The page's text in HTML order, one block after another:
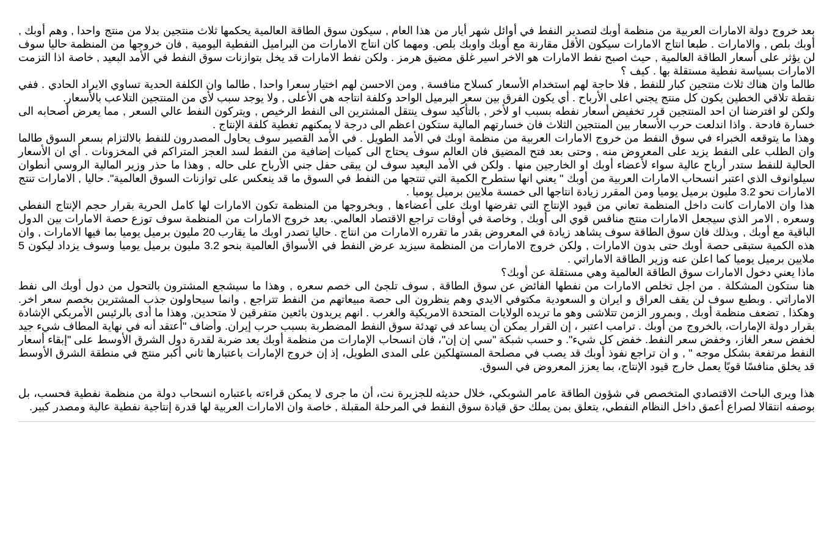
بعد خروج دولة الامارات العربية من منظمة أوبك لتصدير النفط في أوائل شهر أيار من هذا العام , سيكون سوق الطاقة العالمية يحكمها ثلاث منتجين بدلا من منتج واحدا , وهم أوبك ,
أوبك بلص , والامارات . طبعا انتاج الامارات سيكون الأقل مقارنة مع أوبك واوبك بلص. ومهما كان انتاج الامارات من البراميل النفطية اليومية , فان خروجها من المنظمة حاليا سوف
لن يؤثر على أسعار الطاقة العالمية , حيث اصبح نفط الامارات هو الاخر اسير غلق مضيق هرمز . ولكن نفط الامارات قد يخل بتوازنات سوق النفط في الأمد البعيد , خاصة اذا التزمت
الامارات بسياسة نفطية مستقلة بها . كيف ؟
طالما وان هناك ثلاث منتجين كبار للنفط , فلا حاجة لهم استخدام الأسعار كسلاح منافسة , ومن الاحسن لهم اختيار سعرا واحدا , طالما وان الكلفة الحدية تساوي الايراد الحادي . ففي
نقطة تلاقي الخطين يكون كل منتج يجني اعلى الأرباح . أي يكون الفرق بين سعر البرميل الواحد وكلفة انتاجه هي الأعلى , ولا يوجد سبب لأي من المنتجين التلاعب بالأسعار.
ولكن لو افترضنا ان احد المنتجين قرر تخفيض أسعار نفطه بسبب او لأخر , بالتأكيد سوف ينتقل المشترين الى النفط الرخيص , ويتركون النفط عالي السعر , مما يعرض أصحابه الى
خسارة فادحة . واذا اندلعت حرب الأسعار بين المنتجين الثلاث فان خسارتهم المالية ستكون اعظم الى درجة لا يمكنهم تغطية كلفة الإنتاج .
وهذا ما يتوقعه الخبراء في سوق النفط من خروج الامارات العربية من منظمة اوبك في الأمد الطويل . في الأمد القصير سوف يحاول المصدرون للنفط بالالتزام بسعر السوق طالما
وان الطلب على النفط يزيد على المعروض منه , وحتى بعد فتح المضيق فان العالم سوف يحتاج الى كميات إضافية من النفط لسد العجز المتراكم في المخزونات . أي ان الأسعار
الحالية للنفط ستدر أرباح عالية سواء لأعضاء أوبك او الخارجين منها . ولكن في الأمد البعيد سوف لن يبقى حفل جني الأرباح على حاله , وهذا ما حذر وزير المالية الروسي أنطوان
سيلوانوف الذي اعتبر انسحاب الامارات العربية من أوبك " يعني انها ستطرح الكمية التي تنتجها من النفط في السوق ما قد ينعكس على توازنات السوق العالمية". حاليا , الامارات تنتج
الامارات نحو 3.2 مليون برميل يوميا ومن المقرر زيادة انتاجها الى خمسة ملايين برميل يوميا .
هذا وان الامارات كانت داخل المنظمة تعاني من قيود الإنتاج التي تفرضها اوبك على أعضاءها , وبخروجها من المنظمة تكون الامارات لها كامل الحرية بقرار حجم الإنتاج النفطي
وسعره , الامر الذي سيجعل الامارات منتج منافس قوي الى أوبك , وخاصة في أوقات تراجع الاقتصاد العالمي. بعد خروج الامارات من المنظمة سوف توزع حصة الامارات بين الدول
الباقية مع أوبك , وبذلك فان سوق الطاقة سوف يشاهد زيادة في المعروض بقدر ما تقرره الامارات من انتاج . حاليا تصدر اوبك ما يقارب 20 مليون برميل يوميا بما فيها الامارات , وان
هذه الكمية ستبقى حصة أوبك حتى بدون الامارات , ولكن خروج الامارات من المنظمة سيزيد عرض النفط في الأسواق العالمية بنحو 3.2 مليون برميل يوميا وسوف يزداد ليكون 5
ملايين برميل يوميا كما اعلن عنه وزير الطاقة الاماراتي .
ماذا يعني دخول الامارات سوق الطاقة العالمية وهي مستقلة عن أوبك؟
هنا ستكون المشكلة . من اجل تخلص الامارات من نفطها الفائض عن سوق الطاقة , سوف تلجئ الى خصم سعره , وهذا ما سيشجع المشترون بالتحول من دول أوبك الى نفط
الاماراتي . وبطبع سوف لن يقف العراق و ايران و السعودية مكتوفي الايدي وهم ينظرون الى حصة مبيعاتهم من النفط تتراجع , وانما سيحاولون جذب المشترين بخصم سعر اخر.
وهكذا , تضعف منظمة أوبك , وبمرور الزمن تتلاشى وهو ما تريده الولايات المتحدة الامريكية والغرب . انهم يريدون بائعين متفرقين لا متحدين, وهذا ما أدى بالرئيس الأمريكي الإشادة
بقرار دولة الإمارات، بالخروج من أوبك . ترامب اعتبر ، إن القرار يمكن أن يساعد في تهدئة سوق النفط المضطربة بسبب حرب إيران. وأضاف "أعتقد أنه في نهاية المطاف شيء جيد
لخفض سعر الغاز، وخفض سعر النفط. خفض كل شيء". و حسب شبكة "سي إن إن"، فان انسحاب الإمارات من منظمة أوبك يعد ضربة لقدرة دول الشرق الأوسط على "إبقاء أسعار
النفط مرتفعة بشكل موجه " , و ان تراجع نفوذ أوبك قد يصب في مصلحة المستهلكين على المدى الطويل، إذ إن خروج الإمارات باعتبارها ثاني أكبر منتج في منطقة الشرق الأوسط
قد يخلق منافسًا قويًا يعمل خارج قيود الإنتاج، بما يعزز المعروض في السوق.
هذا ويرى الباحث الاقتصادي المتخصص في شؤون الطاقة عامر الشوبكي، خلال حديثه للجزيرة نت، أن ما جرى لا يمكن قراءته باعتباره انسحاب دولة من منظمة نفطية فحسب، بل
بوصفه انتقالا لصراع أعمق داخل النظام النفطي، يتعلق بمن يملك حق قيادة سوق النفط في المرحلة المقبلة , خاصة وان الامارات العربية لها قدرة إنتاجية نفطية عالية ومصدر كبير.